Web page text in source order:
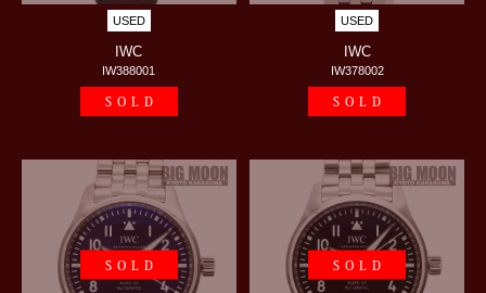
USED
IWC
IW388001
SOLD
USED
IWC
IW378002
SOLD
SOLD SOLD